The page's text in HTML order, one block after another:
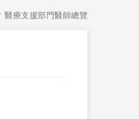
醫療支援部門醫師總覽